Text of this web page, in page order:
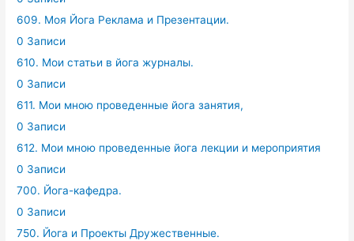
609. Моя Йога Реклама и Презентации.
0 Записи
610. Мои статьи в йога журналы.
0 Записи
611. Мои мною проведенные йога занятия,
0 Записи
612. Мои мною проведенные йога лекции и мероприятия
0 Записи
700. Йога-кафедра.
0 Записи
750. Йога и Проекты Дружественные.